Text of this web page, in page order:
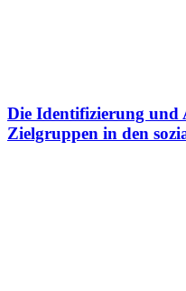
Die Identifizierung und
Zielgruppen in den